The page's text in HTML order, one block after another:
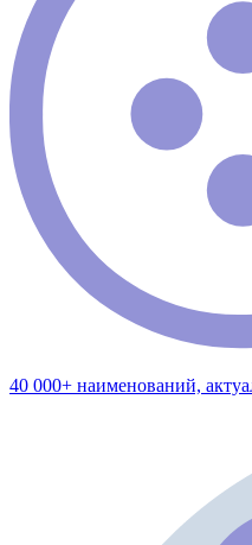
40 000+ наименований,